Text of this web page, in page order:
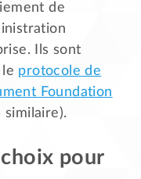
de
Ils sont
protocole de
Foundation
similaire).
pour